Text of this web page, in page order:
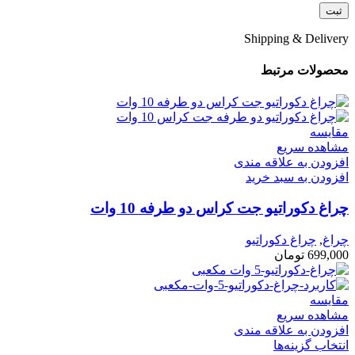
Shipping & Delivery
محصولات مرتبط
مقایسه
مشاهده سریع
افزودن به علاقه مندی
افزودن به سبد خرید
چراغ دكوراتيو جت کراس دو طرفه 10 وات
چراغ, چراغ دکوراتیو
699,000 تومان
مقایسه
مشاهده سریع
افزودن به علاقه مندی
انتخاب گزینه‌ها